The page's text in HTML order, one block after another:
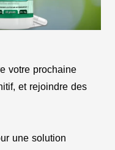
votre prochaine
et rejoindre des
une solution